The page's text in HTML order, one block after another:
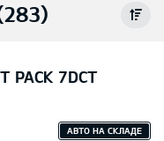
PACK 7DCT
АВТО НА СКЛАДЕ